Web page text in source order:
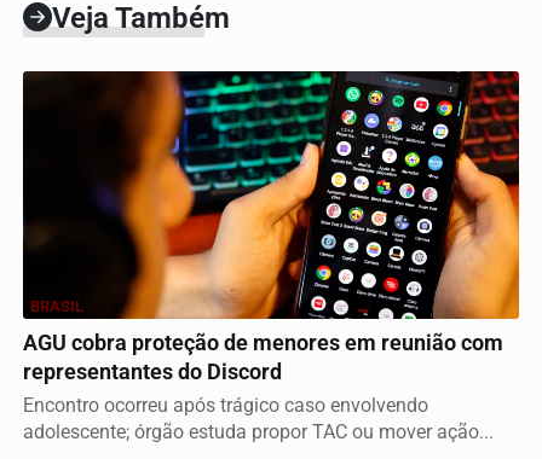
Veja Também
BRASIL
AGU cobra proteção de menores em reunião com
representantes do Discord
Encontro ocorreu após trágico caso envolvendo
adolescente; órgão estuda propor TAC ou mover ação...